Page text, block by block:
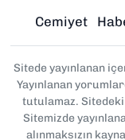
Cemiyet
Sitede yayınlanan
Yayınlanan
tutulamaz.
Sitemizde
alınmaksızın